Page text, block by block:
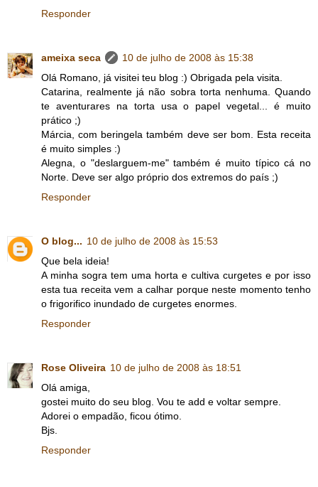
Responder
ameixa seca
10 de julho de 2008 às 15:38
Olá Romano, já visitei teu blog :) Obrigada pela visita.
Catarina, realmente já não sobra torta nenhuma. Quando
te aventurares na torta usa o papel vegetal... é muito
prático ;)
Márcia, com beringela também deve ser bom. Esta receita
é muito simples :)
Alegna, o "deslarguem-me" também é muito típico cá no
Norte. Deve ser algo próprio dos extremos do país ;)
Responder
O blog... 10 de julho de 2008 às 15:53
Que bela ideia!
A minha sogra tem uma horta e cultiva curgetes e por isso
esta tua receita vem a calhar porque neste momento tenho
o frigorifico inundado de curgetes enormes.
Responder
Rose Oliveira 10 de julho de 2008 às 18:51
Olá amiga,
gostei muito do seu blog. Vou te add e voltar sempre.
Adorei o empadão, ficou ótimo.
Bjs.
Responder